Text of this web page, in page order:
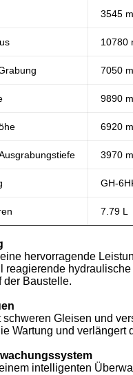
3545
10780
7050
9890
6920
3970
GH-
7.79 L
hervorragende
reagierende
der Baustelle.
schweren Gleisen und
Wartung und
intelligenten